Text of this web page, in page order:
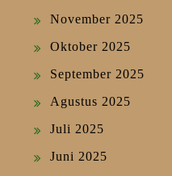
November 2025
Oktober 2025
September 2025
Agustus 2025
Juli 2025
Juni 2025